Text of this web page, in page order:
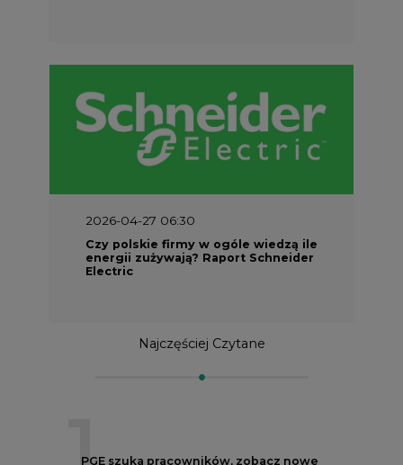
2026-04-27 06:30
Czy polskie firmy w ogóle wiedzą ile
energii zużywają? Raport Schneider
Electric
Najczęściej Czytane
1
PGE szuka pracowników, zobacz nowe